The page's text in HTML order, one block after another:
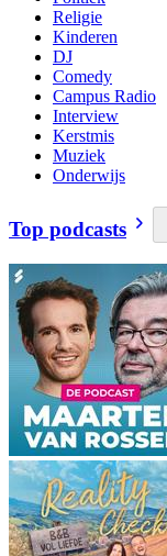
Religie
Kinderen
DJ
Comedy
Campus Radio
Interview
Kerstmis
Muziek
Onderwijs
Top podcasts